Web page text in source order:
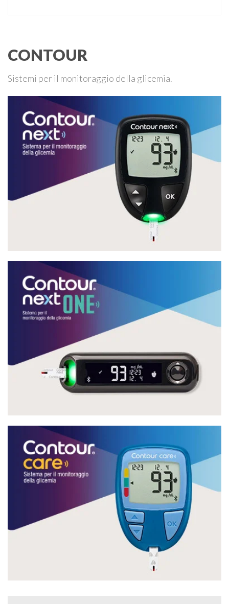
CONTOUR
Sistemi per il monitoraggio della glicemia.